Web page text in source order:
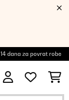
14 dana za povrat robe